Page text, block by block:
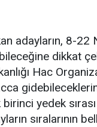
adayların, 8-22
dikkat
Hac
yedek
sıralarının